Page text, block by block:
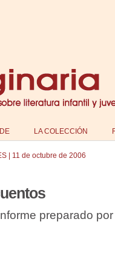
LA COLECCIÓN
| 11 de octubre de 2006
preparado